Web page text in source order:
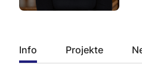
Info Projekte